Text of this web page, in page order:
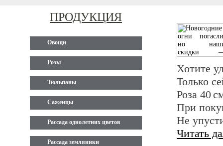
ПРОДУКЦИЯ
Овощи
Розы
Тюльпаны
Саженцы
Рассада однолетних цветов
Рассада земляники
Хотите
Только
Роза 40
При
Не
Читать